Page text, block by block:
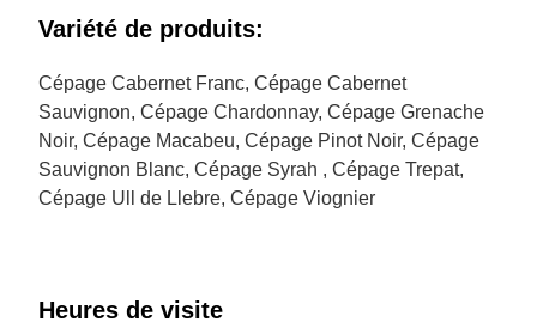
Variété de produits:
Cépage Cabernet Franc, Cépage Cabernet
Sauvignon, Cépage Chardonnay, Cépage Grenache
Noir, Cépage Macabeu, Cépage Pinot Noir, Cépage
Sauvignon Blanc, Cépage Syrah , Cépage Trepat,
Cépage Ull de Llebre, Cépage Viognier
Heures de visite